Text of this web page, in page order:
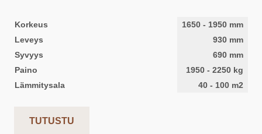
Korkeus 1650 - 1950 mm
Leveys
930 mm
Syvyys
690 mm
Paino
1950 - 2250 kg
Lämmitysala
40 - 100 m2
TUTUSTU